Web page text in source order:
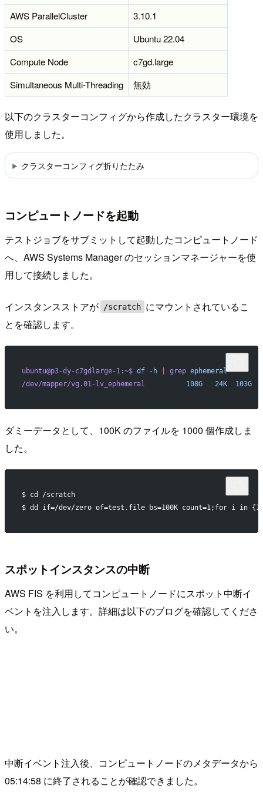
AWS ParallelCluster
3.10.1
OS
Ubuntu 22.04
Compute Node
c7gd.large
Simultaneous Multi-Threading
無効
以下のクラスターコンフィグから作成したクラスター環境を
使用しました。
クラスターコンフィグ折りたたみ
コンピュートノードを起動
テストジョブをサブミットして起動したコンピュートノード
へ、AWS Systems Manager のセッションマネージャーを使
用して接続しました。
インスタンスストアが /scratch にマウントされているこ
とを確認します。
ubuntu@p3-dy-c7gdlarge-1:~$ df -h | grep ephemeral
/dev/mapper/vg.01-lv_ephemeral
          108G
   24K
  103G
ダミーデータとして、100K のファイルを 1000 個作成しま
した。
$ cd /scratch
$ dd if=/dev/zero of=test.file bs=100K count=1;for i in
スポットインスタンスの中断
AWS FIS を利用してコンピュートノードにスポット中断イ
ベントを注入します。詳細は以下のブログを確認してくださ
い。
中断イベント注入後、コンピュートノードのメタデータから
05:14:58 に終了されることが確認できました。